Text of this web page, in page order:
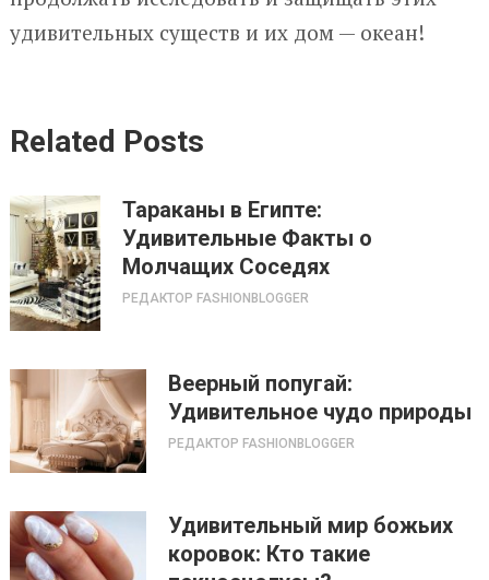
удивительных существ и их дом — океан!
Related Posts
Тараканы в Египте:
Удивительные Факты о
Молчащих Соседях
РЕДАКТОР FASHIONBLOGGER
Веерный попугай:
Удивительное чудо природы
РЕДАКТОР FASHIONBLOGGER
Удивительный мир божьих
коровок: Кто такие